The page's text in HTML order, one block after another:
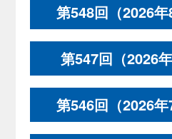
第548回（2026年
第547回（2026
第546回（2026年